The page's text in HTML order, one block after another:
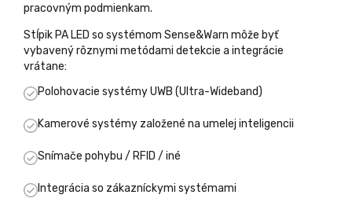
pracovným podmienkam.
Stĺpik PA LED so systémom Sense&Warn môže byť
vybavený rôznymi metódami detekcie a integrácie
vrátane:
Polohovacie systémy UWB (Ultra-Wideband)
Kamerové systémy založené na umelej inteligencii
Snímače pohybu / RFID / iné
Integrácia so zákazníckymi systémami